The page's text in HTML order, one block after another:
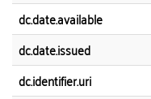
dc.date.available
dc.date.issued
dc.identifier.uri